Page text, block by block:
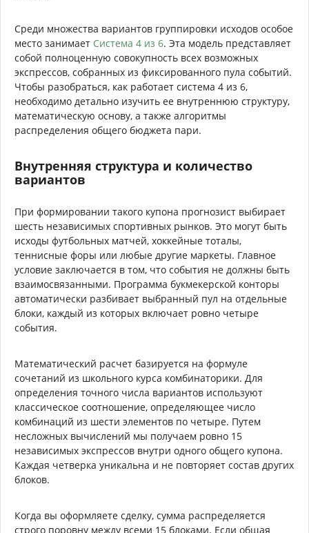
Среди множества вариантов группировки исходов особое
место занимает Система 4 из 6. Эта модель представляет
собой полноценную совокупность всех возможных
экспрессов, собранных из фиксированного пула событий.
Чтобы разобраться, как работает система 4 из 6,
необходимо детально изучить ее внутреннюю структуру,
математическую основу, а также алгоритмы
распределения общего бюджета пари.
Внутренняя структура и количество
вариантов
При формировании такого купона прогнозист выбирает
шесть независимых спортивных рынков. Это могут быть
исходы футбольных матчей, хоккейные тоталы,
теннисные форы или любые другие маркеты. Главное
условие заключается в том, что события не должны быть
взаимосвязанными. Программа букмекерской конторы
автоматически разбивает выбранный пул на отдельные
блоки, каждый из которых включает ровно четыре
события.
Математический расчет базируется на формуле
сочетаний из школьного курса комбинаторики. Для
определения точного числа вариантов используют
классическое соотношение, определяющее число
комбинаций из шести элементов по четыре. Путем
несложных вычислений мы получаем ровно 15
независимых экспрессов внутри одного общего купона.
Каждая четверка уникальна и не повторяет состав других
блоков.
Когда вы оформляете сделку, сумма распределяется
строго поровну между всеми 15 блоками. Если общая